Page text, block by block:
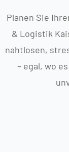
Planen Sie
& Logistik
nahtlosen,
– egal, wo